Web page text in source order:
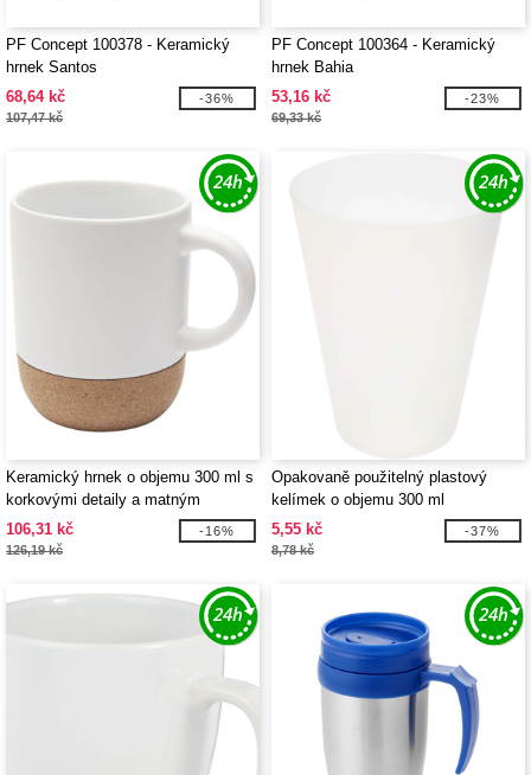
PF Concept 100378 - Keramický
hrnek Santos
68,64 kč
107,47 kč
-36%
PF Concept 100364 - Keramický
hrnek Bahia
53,16 kč
69,33 kč
-23%
Keramický hrnek o objemu 300 ml s
korkovými detaily a matným
povrchem Billie - EgotierPro 100847
106,31 kč
126,19 kč
-16%
Opakovaně použitelný plastový
kelímek o objemu 300 ml
Glastonbury - EgotierPro 100854
5,55 kč
8,78 kč
-37%